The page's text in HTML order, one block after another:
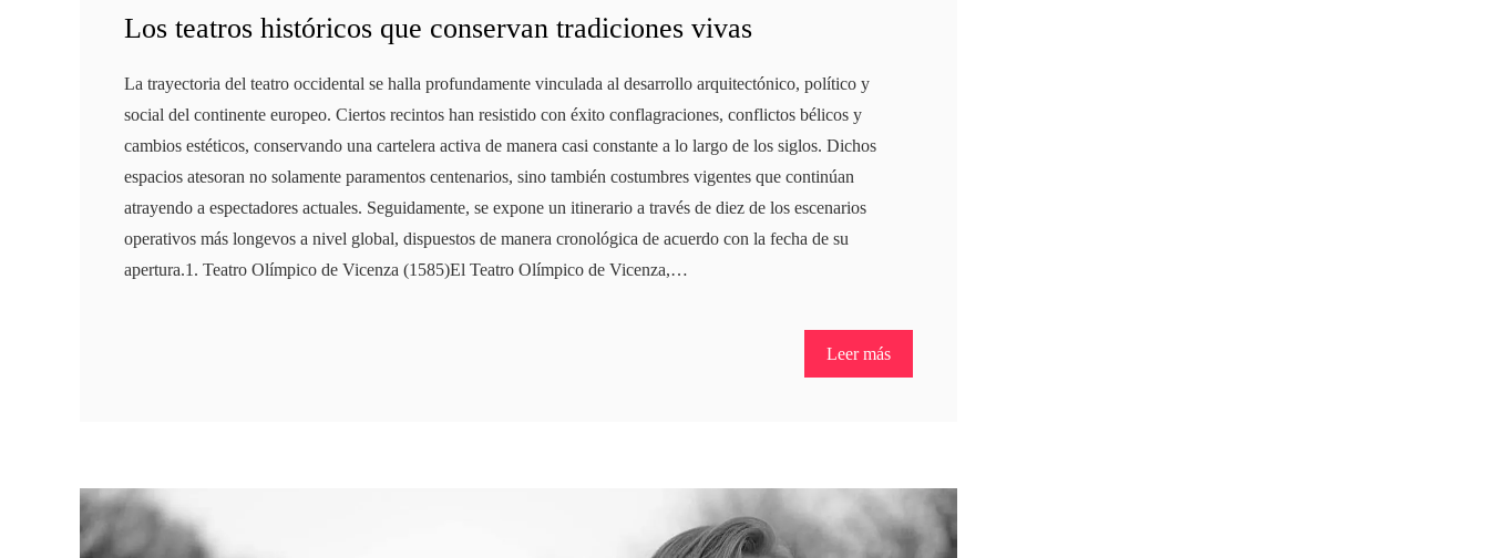
Los teatros históricos que conservan tradiciones vivas
La trayectoria del teatro occidental se halla profundamente vinculada al desarrollo arquitectónico, político y
social del continente europeo. Ciertos recintos han resistido con éxito conflagraciones, conflictos bélicos y
cambios estéticos, conservando una cartelera activa de manera casi constante a lo largo de los siglos. Dichos
espacios atesoran no solamente paramentos centenarios, sino también costumbres vigentes que continúan
atrayendo a espectadores actuales. Seguidamente, se expone un itinerario a través de diez de los escenarios
operativos más longevos a nivel global, dispuestos de manera cronológica de acuerdo con la fecha de su
apertura.1. Teatro Olímpico de Vicenza (1585)El Teatro Olímpico de Vicenza,…
Leer más